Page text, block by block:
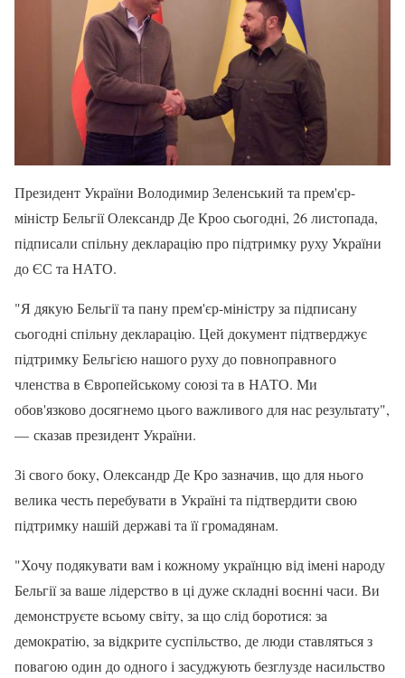
Президент України Володимир Зеленський та прем'єр-
міністр Бельгії Олександр Де Кроо сьогодні, 26 листопада,
підписали спільну декларацію про підтримку руху України
до ЄС та НАТО.
"Я дякую Бельгії та пану прем'єр-міністру за підписану
сьогодні спільну декларацію. Цей документ підтверджує
підтримку Бельгією нашого руху до повноправного
членства в Європейському союзі та в НАТО. Ми
обов'язково досягнемо цього важливого для нас результату",
— сказав президент України.
Зі свого боку, Олександр Де Кро зазначив, що для нього
велика честь перебувати в Україні та підтвердити свою
підтримку нашій державі та її громадянам.
"Хочу подякувати вам і кожному українцю від імені народу
Бельгії за ваше лідерство в ці дуже складні воєнні часи. Ви
демонструєте всьому світу, за що слід боротися: за
демократію, за відкрите суспільство, де люди ставляться з
повагою один до одного і засуджують безглузде насильство